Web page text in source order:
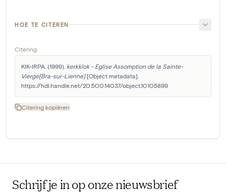
HOE TE CITEREN
Citering
KIK-IRPA. (1999). kerkklok - Eglise Assomption de la Sainte-
Vierge[Bra-sur-Lienne] [Object metadata].
https://hdl.handle.net/20.500.14037/object.10105899
Citering kopiëren
Schrijf je in op onze nieuwsbrief